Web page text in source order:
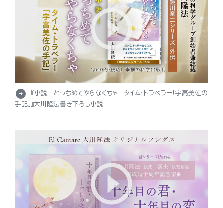
arrow_circle_right
『小説 とっちめてやらなくちゃ－タイム・トラベラー「宇高美佐の
手記」』大川隆法書き下ろし小説